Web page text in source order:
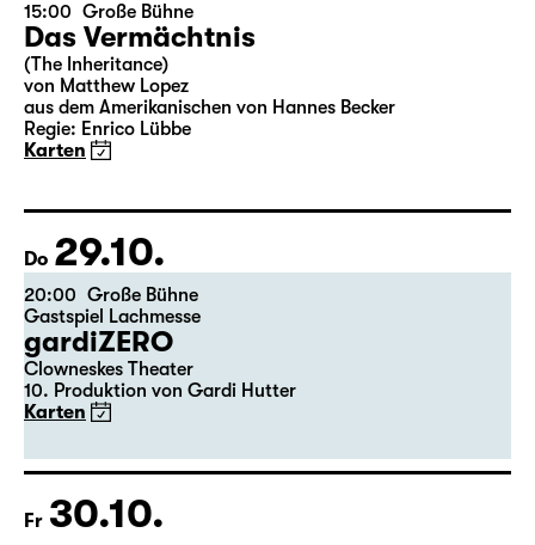
15:00 Große Bühne
Das Vermächtnis
(The Inheritance)
von Matthew Lopez
aus dem Amerikanischen von Hannes Becker
Regie: Enrico Lübbe
Karten
Do 29.10.
20:00 Große Bühne
Gastspiel Lachmesse
gardiZERO
Clowneskes Theater
10. Produktion von Gardi Hutter
Karten
Fr 30.10.